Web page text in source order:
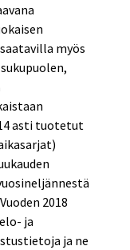
myös
asti tuotetut
2018
ja
ja ne